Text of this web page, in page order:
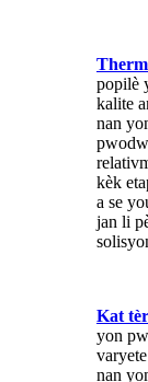
popilè
kalite
nan
kèk
a se
jan li
Kat
yon
nan